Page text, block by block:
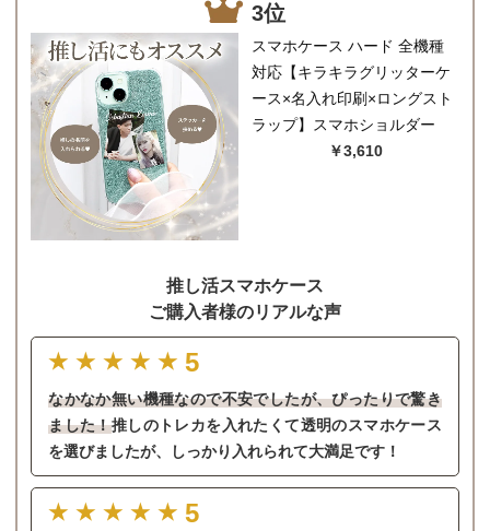
3位
スマホケース ハード 全機種
対応【キラキラグリッターケ
ース×名入れ印刷×ロングスト
ラップ】スマホショルダー
￥3,610
推し活スマホケース
ご購入者様のリアルな声
★★★★★5
なかなか無い機種なので不安でしたが、ぴったりで驚き
ました！推しのトレカを入れたくて透明のスマホケース
を選びましたが、しっかり入れられて大満足です！
★★★★★5